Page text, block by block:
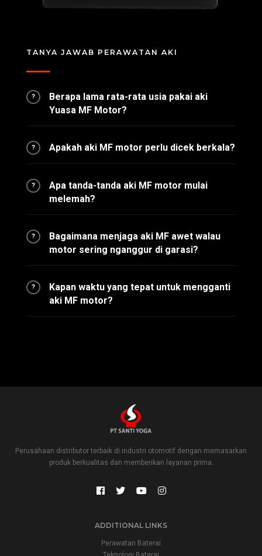
TANYA JAWAB PERAWATAN AKI
?
Berapa lama rata-rata usia pakai aki
Yuasa MF Motor?
? Apakah aki MF motor perlu dicek berkala?
?
Apa tanda-tanda aki MF motor mulai
melemah?
?
Bagaimana menjaga aki MF awet walau
motor sering nganggur di garasi?
?
Kapan waktu yang tepat untuk mengganti
aki MF motor?
Perusahaan distributor terbaik di industri otomotif dengan memasarkan
produk berkualitas dan memberikan layanan prima.
ADDITIONAL LINKS
Perawatan Baterai